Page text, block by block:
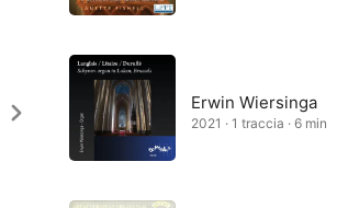
Erwin Wiersinga
2021 · 1 traccia · 6 min